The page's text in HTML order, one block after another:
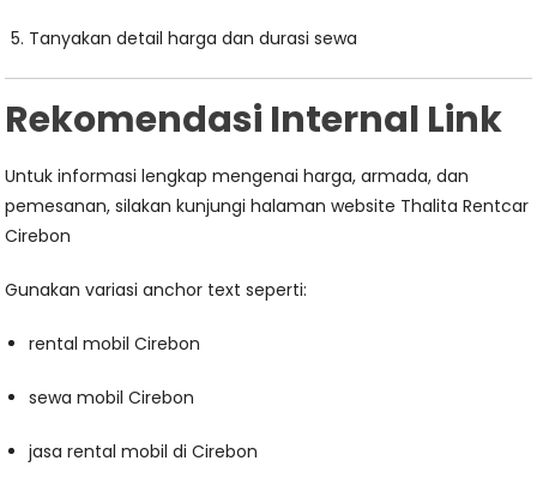
Tanyakan detail harga dan durasi sewa
Rekomendasi Internal Link
Untuk informasi lengkap mengenai harga, armada, dan
pemesanan, silakan kunjungi halaman website Thalita Rentcar
Cirebon
Gunakan variasi anchor text seperti:
rental mobil Cirebon
sewa mobil Cirebon
jasa rental mobil di Cirebon